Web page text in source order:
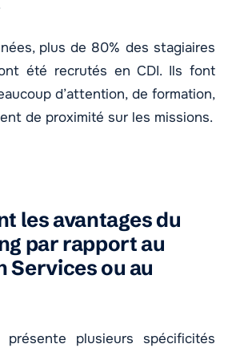
plus de 80% des stagiaires
été recrutés en CDI. Ils font
d’attention, de formation,
de proximité sur les missions.
les avantages du
par rapport au
Services ou au
plusieurs spécificités